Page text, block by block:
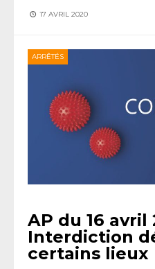
17 AVRIL 2020
ARRÊTÉS
AP du 16 avril
Interdiction
certains lieux